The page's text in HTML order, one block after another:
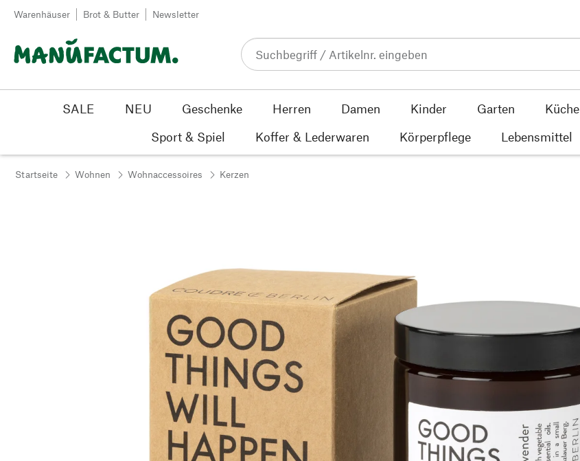
Zum Inhalt springen
Warenhäuser Brot & Butter Newsletter
SALE NEU Geschenke Herren Damen Kinder Garten Küche
Sport & Spiel
Koffer & Lederwaren Körperpflege Lebensmittel
Startseite Wohnen Wohnaccessoires Kerzen